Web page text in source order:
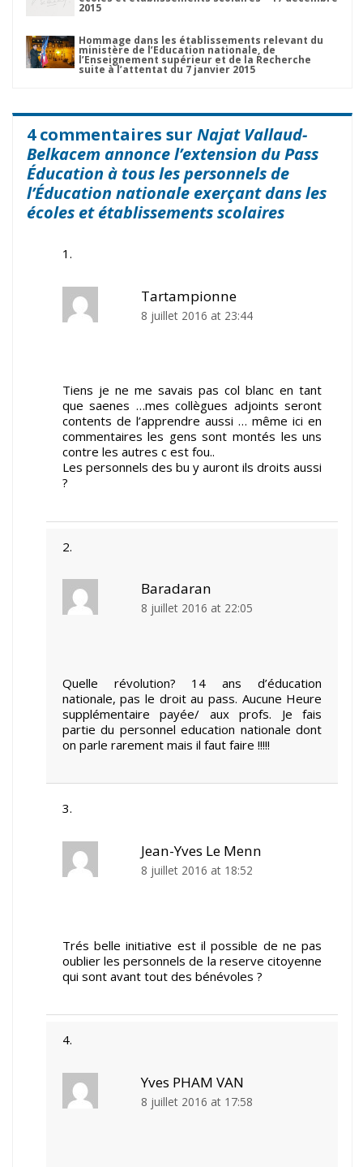
2015
Hommage dans les établissements relevant du
ministère de l’Education nationale, de
l’Enseignement supérieur et de la Recherche
suite à l’attentat du 7 janvier 2015
4 commentaires sur Najat Vallaud-
Belkacem annonce l’extension du Pass
Éducation à tous les personnels de
l’Éducation nationale exerçant dans les
écoles et établissements scolaires
Tartampionne
8 juillet 2016 at 23:44
Tiens je ne me savais pas col blanc en tant
que saenes …mes collègues adjoints seront
contents de l’apprendre aussi … même ici en
commentaires les gens sont montés les uns
contre les autres c est fou..
Les personnels des bu y auront ils droits aussi
?
Baradaran
8 juillet 2016 at 22:05
Quelle révolution? 14 ans d’éducation
nationale, pas le droit au pass. Aucune Heure
supplémentaire payée/ aux profs. Je fais
partie du personnel education nationale dont
on parle rarement mais il faut faire !!!!!
Jean-Yves Le Menn
8 juillet 2016 at 18:52
Trés belle initiative est il possible de ne pas
oublier les personnels de la reserve citoyenne
qui sont avant tout des bénévoles ?
Yves PHAM VAN
8 juillet 2016 at 17:58